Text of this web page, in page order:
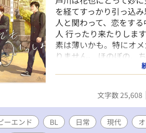
を経てすっかり引っ込
人と関わって、恋をす
人 行ったり来たりしま
素は薄いかも。特にオ
りません。 ほのぼの、
ています。 ※99.9％は
重感情はありますが近
心ください。あるいは
将来的にはR的内容あ
文字数 25,608
ーエンド BL 日常 現代